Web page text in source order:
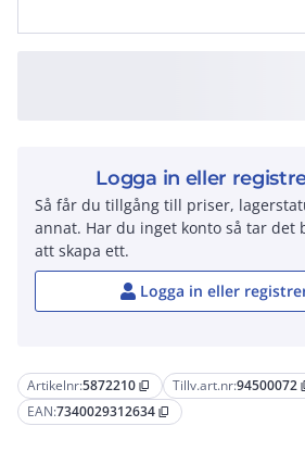
Artikelnr:5872210 content_copy Tillv.art.nr:94500072
EAN:7340029312634 content_copy
Logga in eller
Så får du tillgång till priser,
annat. Har du inget konto så tar det
att skapa ett.
Logga in eller